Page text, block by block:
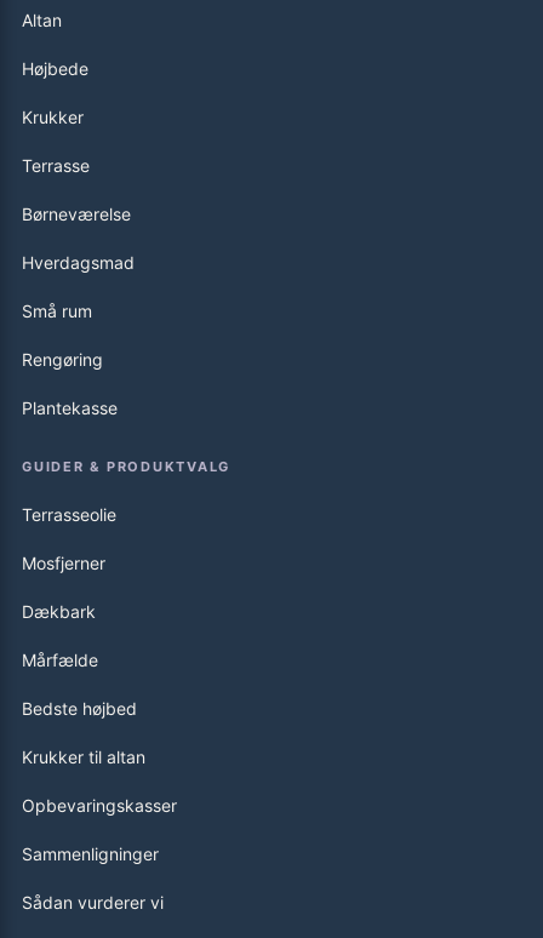
Altan
Højbede
Krukker
Terrasse
Børneværelse
Hverdagsmad
Små rum
Rengøring
Plantekasse
GUIDER & PRODUKTVALG
Terrasseolie
Mosfjerner
Dækbark
Mårfælde
Bedste højbed
Krukker til altan
Opbevaringskasser
Sammenligninger
Sådan vurderer vi